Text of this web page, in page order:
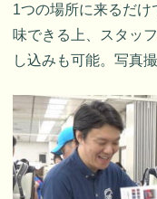
1つの場所に来るだ
味できる上、スタッ
し込みも可能。写真